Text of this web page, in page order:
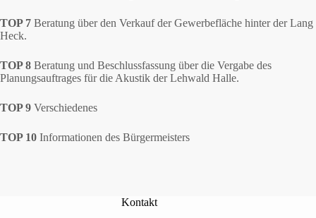
TOP 7 Beratung über den Verkauf der Gewerbefläche hinter der Lang
Heck.
TOP 8 Beratung und Beschlussfassung über die Vergabe des
Planungsauftrages für die Akustik der Lehwald Halle.
TOP 9 Verschiedenes
TOP 10 Informationen des Bürgermeisters
Kontakt